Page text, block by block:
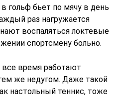
гольф бьет по мячу в день
раз нагружается
воспаляться локтевые
спортсмену больно.
время работают
же недугом. Даже такой
настольный теннис, тоже